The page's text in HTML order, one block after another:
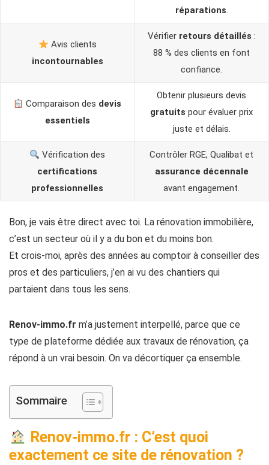
réparations.
Avis clients
incontournables
Vérifier retours détaillés :
88 % des clients en font
confiance.
Comparaison des devis
essentiels
Obtenir plusieurs devis
gratuits pour évaluer prix
juste et délais.
Vérification des
certifications
professionnelles
Contrôler RGE, Qualibat et
assurance décennale
avant engagement.
Bon, je vais être direct avec toi. La rénovation immobilière,
c’est un secteur où il y a du bon et du moins bon.
Et crois-moi, après des années au comptoir à conseiller des
pros et des particuliers, j’en ai vu des chantiers qui
partaient dans tous les sens.
Renov-immo.fr m’a justement interpellé, parce que ce
type de plateforme dédiée aux travaux de rénovation, ça
répond à un vrai besoin. On va décortiquer ça ensemble.
Sommaire
Renov-immo.fr : C’est quoi
exactement ce site de rénovation ?